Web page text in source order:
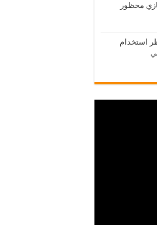
محظور
استخدام